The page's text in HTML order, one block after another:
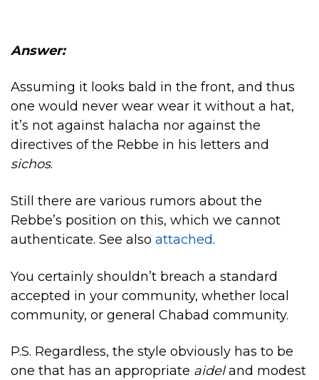
Answer:
Assuming it looks bald in the front, and thus
one would never wear wear it without a hat,
it’s not against halacha nor against the
directives of the Rebbe in his letters and
sichos.
Still there are various rumors about the
Rebbe’s position on this, which we cannot
authenticate. See also attached.
You certainly shouldn’t breach a standard
accepted in your community, whether local
community, or general Chabad community.
P.S. Regardless, the style obviously has to be
one that has an appropriate aideland modest